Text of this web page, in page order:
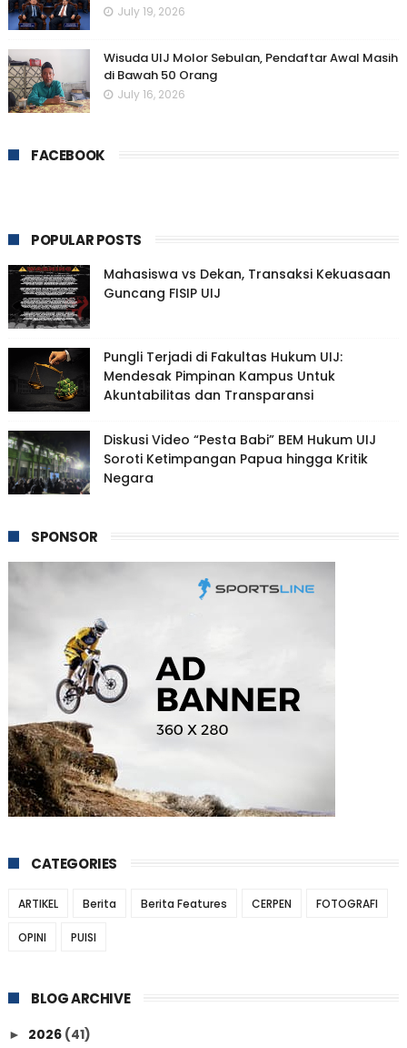
July 19, 2026
Wisuda UIJ Molor Sebulan, Pendaftar Awal Masih
di Bawah 50 Orang
July 16, 2026
FACEBOOK
POPULAR POSTS
Mahasiswa vs Dekan, Transaksi Kekuasaan
Guncang FISIP UIJ
Pungli Terjadi di Fakultas Hukum UIJ:
Mendesak Pimpinan Kampus Untuk
Akuntabilitas dan Transparansi
Diskusi Video “Pesta Babi” BEM Hukum UIJ
Soroti Ketimpangan Papua hingga Kritik
Negara
SPONSOR
CATEGORIES
ARTIKEL Berita Berita Features CERPEN FOTOGRAFI
OPINI PUISI
BLOG ARCHIVE
► 2026 (41)